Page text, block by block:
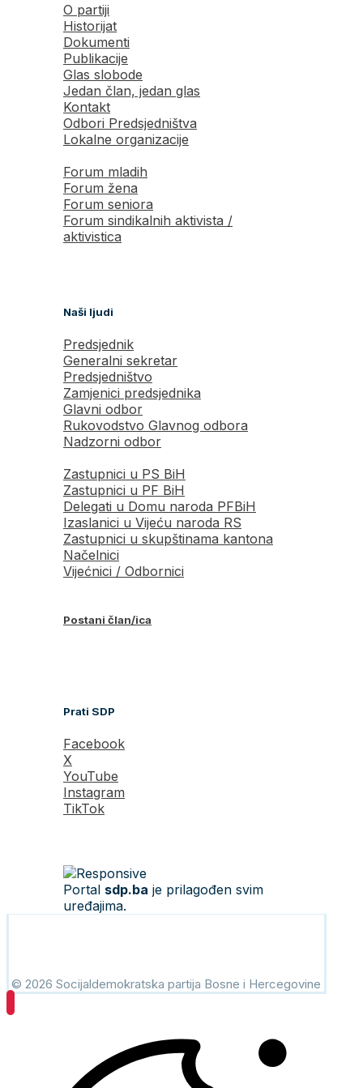
O partiji
Historijat
Dokumenti
Publikacije
Glas slobode
Jedan član, jedan glas
Kontakt
Odbori Predsjedništva
Lokalne organizacije
Forum mladih
Forum žena
Forum seniora
Forum sindikalnih aktivista /
aktivistica
Naši ljudi
Predsjednik
Generalni sekretar
Predsjedništvo
Zamjenici predsjednika
Glavni odbor
Rukovodstvo Glavnog odbora
Nadzorni odbor
Zastupnici u PS BiH
Zastupnici u PF BiH
Delegati u Domu naroda PFBiH
Izaslanici u Vijeću naroda RS
Zastupnici u skupštinama kantona
Načelnici
Vijećnici / Odbornici
Postani član/ica
Prati SDP
Facebook
X
YouTube
Instagram
TikTok
Portal sdp.ba je prilagođen svim
uređajima.
© 2026 Socijaldemokratska partija Bosne i Hercegovine